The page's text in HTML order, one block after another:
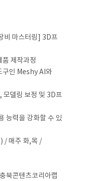
비 마스터링] 3D프
제작과정
구인 Meshy AI와
모델링 보정 및 3D프
능력을 강화할 수 있
/ 매주 화,목 /
북콘텐츠코리아랩